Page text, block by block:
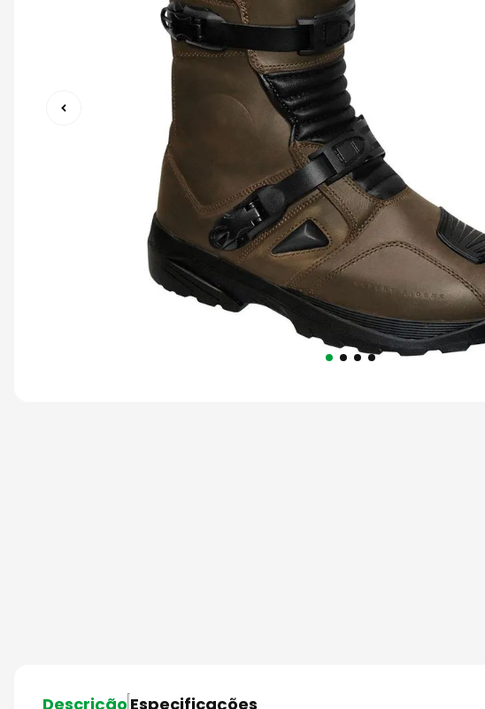
capacete aberto
race tech
Descrição Especificações